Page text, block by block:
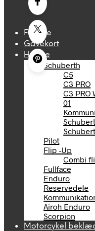
Forside
Gavekort
Hjelme
Schuberth
C5
C3 PRO
C3 PRO
01
Pilot
Flip -Up
Combi
Fullface
Enduro
Reservedele
Airoh Enduro
Scorpion
Motorcykel